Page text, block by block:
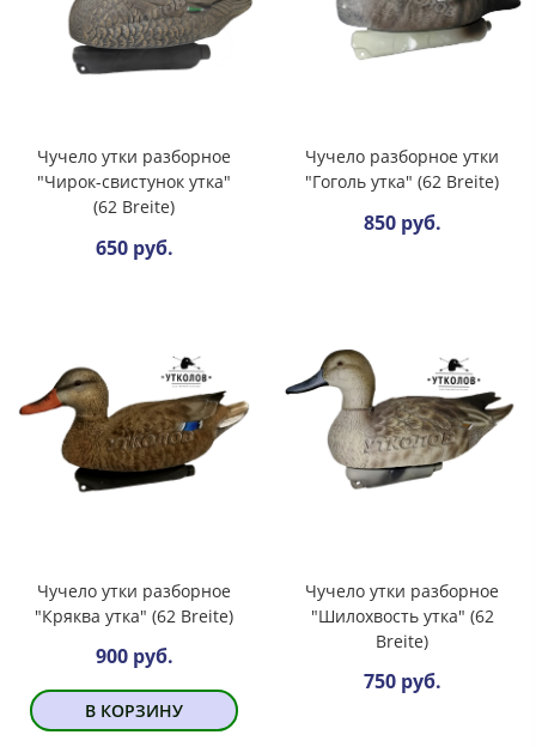
Чучело утки разборное
"Чирок-свистунок утка"
(62 Breite)
650 руб.
Чучело разборное утки
"Гоголь утка" (62 Breite)
850 руб.
Чучело утки разборное
"Кряква утка" (62 Breite)
900 руб.
В КОРЗИНУ
Чучело утки разборное
"Шилохвость утка" (62
Breite)
750 руб.